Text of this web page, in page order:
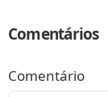
Comentários
Comentário